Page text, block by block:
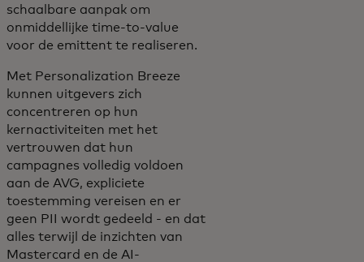
schaalbare aanpak om
onmiddellijke time-to-value
voor de emittent te realiseren.
Met Personalization Breeze
kunnen uitgevers zich
concentreren op hun
kernactiviteiten met het
vertrouwen dat hun
campagnes volledig voldoen
aan de AVG, expliciete
toestemming vereisen en er
geen PII wordt gedeeld - en dat
alles terwijl de inzichten van
Mastercard en de AI-